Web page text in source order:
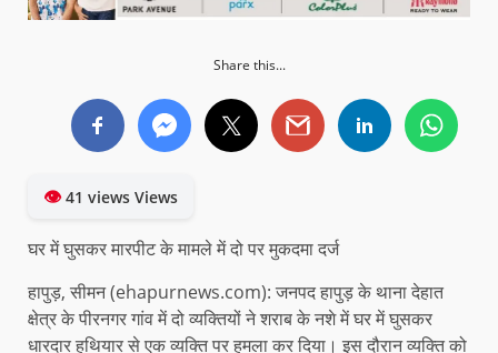
Share this...
👁41 views Views
घर में घुसकर मारपीट के मामले में दो पर मुकदमा दर्ज
हापुड़, सीमन (ehapurnews.com): जनपद हापुड़ के थाना देहात
क्षेत्र के पीरनगर गांव में दो व्यक्तियों ने शराब के नशे में घर में घुसकर
धारदार हथियार से एक व्यक्ति पर हमला कर दिया। इस दौरान व्यक्ति को